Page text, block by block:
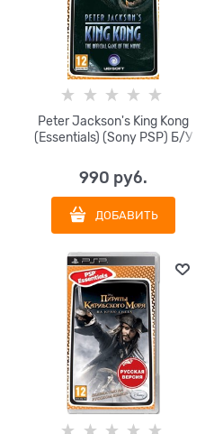
Peter Jackson's King Kong
(Essentials) (Sony PSP) Б/У
990 руб.
ДОБАВИТЬ